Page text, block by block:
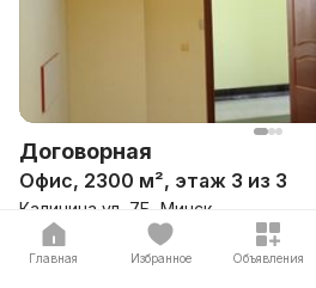
Договорная
Офис, 2300 м², этаж 3 из 3
Калинина ул, 7Б, Минск
Парк Челюскинцев
Сдаются в аренду три этажа
Главная Избранное Объявления